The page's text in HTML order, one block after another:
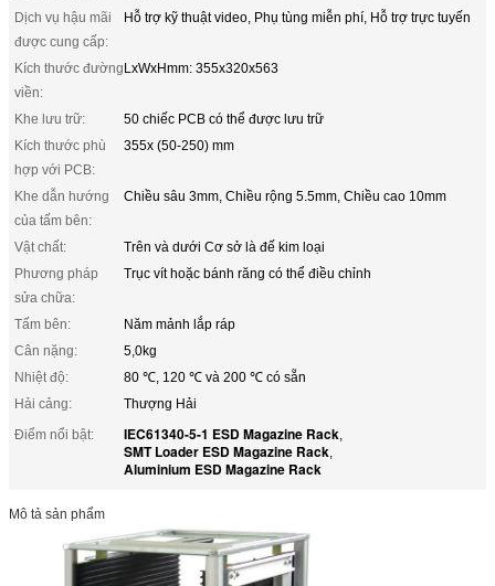
Dịch vụ hậu mãi
được cung cấp:
Hỗ trợ kỹ thuật video, Phụ tùng miễn phí, Hỗ trợ trực tuyến
Kích thước đường
viền:
LxWxHmm: 355x320x563
Khe lưu trữ:
50 chiếc PCB có thể được lưu trữ
Kích thước phù
hợp với PCB:
355x (50-250) mm
Khe dẫn hướng
của tấm bên:
Chiều sâu 3mm, Chiều rộng 5.5mm, Chiều cao 10mm
Vật chất:
Trên và dưới Cơ sở là đế kim loại
Phương pháp
sửa chữa:
Trục vít hoặc bánh răng có thể điều chỉnh
Tấm bên:
Năm mảnh lắp ráp
Cân nặng:
5,0kg
Nhiệt độ:
80 ℃, 120 ℃ và 200 ℃ có sẵn
Hải cảng:
Thượng Hải
Điểm nổi bật:
IEC61340-5-1 ESD Magazine Rack,
SMT Loader ESD Magazine Rack,
Aluminium ESD Magazine Rack
Mô tả sản phẩm